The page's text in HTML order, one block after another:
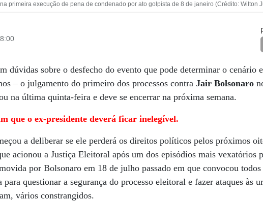
primeira execução de pena de condenado por ato golpista de 8 de janeiro (Crédito: Wilton
dúvidas sobre o desfecho do evento que pode determinar o cenário
– o julgamento do primeiro dos processos contra Jair Bolsonaro
na última quinta-feira e deve se encerrar na próxima semana.
que o ex-presidente deverá ficar inelegível.
a deliberar se ele perderá os direitos políticos pelos próximos
acionou a Justiça Eleitoral após um dos episódios mais vexatórios
por Bolsonaro em 18 de julho passado em que convocou
para questionar a segurança do processo eleitoral e fazer ataques às
vários constrangidos.